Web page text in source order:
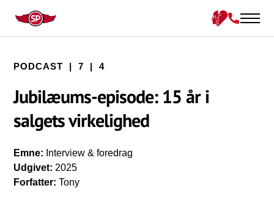
PODCAST | 7 | 4
Jubilæums-episode: 15 år i
salgets virkelighed
Emne: Interview & foredrag
Udgivet: 2025
Forfatter: Tony